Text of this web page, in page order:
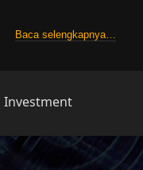
Baca selengkapnya…
Investment